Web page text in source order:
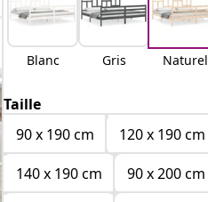
Blanc Gris Naturel
Taille
90 x 190 cm
120 x 190 cm
140 x 190 cm
90 x 200 cm